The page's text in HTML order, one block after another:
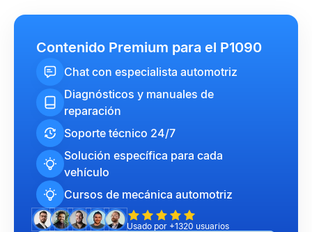
Contenido Premium para el P1090
Chat con especialista automotriz
Diagnósticos y manuales de
reparación
Soporte técnico 24/7
Solución específica para cada
vehículo
Cursos de mecánica automotriz
Usado por +1320 usuarios